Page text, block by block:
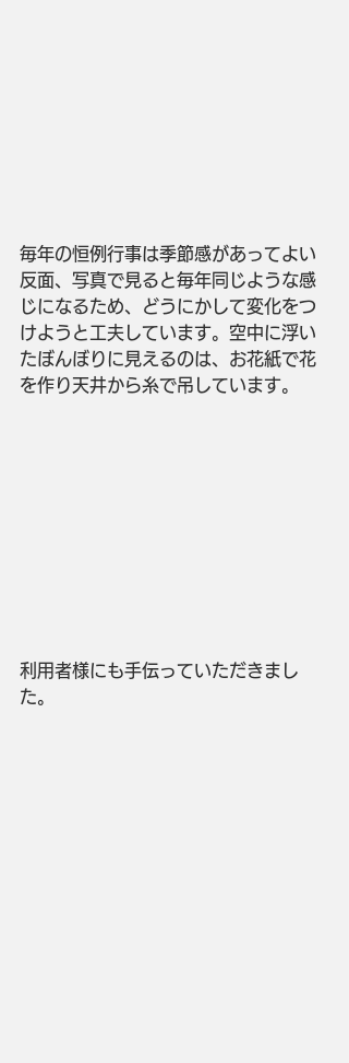
毎年の恒例行事は季節感があってよい
反面、写真で見ると毎年同じような感
じになるため、どうにかして変化をつ
けようと工夫しています。空中に浮い
たぼんぼりに見えるのは、お花紙で花
を作り天井から糸で吊しています。
利用者様にも手伝っていただきまし
た。